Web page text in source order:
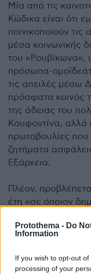
Protothema - Do
Information
If you wish to opt-out
processing of your
Μία από τις
Κώδικα είναι ότι
ποινικοποιούν
μέσα κοινωνικής
του «Ρουβίκωνα»,
πρόσωπα-
τις απειλές μέσω
πρόσφατα κοινός
της άδειας του
Κουφοντίνα, αλλά
πρωτοβουλίες
ζητήματα
Εξάρχεια.
Πλέον,
έτη «σε όποιον
τέλεση
κίνδυνο δημόσια